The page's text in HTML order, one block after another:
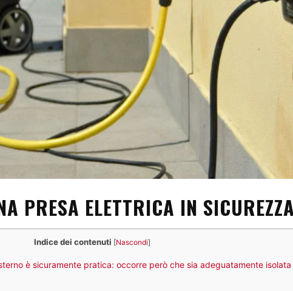
PRESA ELETTRICA IN SICUREZZA
Indice dei contenuti [Nascondi]
è sicuramente pratica: occorre però che sia adeguatamente